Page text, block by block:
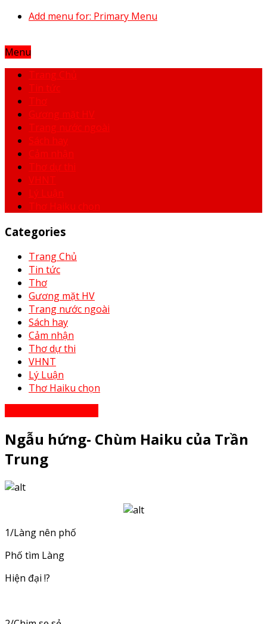
Add menu for: Primary Menu
Menu
Trang Chủ
Tin tức
Thơ
Gương mặt HV
Trang nước ngoài
Sách hay
Cảm nhận
Thơ dự thi
VHNT
Lý Luận
Thơ Haiku chọn
Categories
Trang Chủ
Tin tức
Thơ
Gương mặt HV
Trang nước ngoài
Sách hay
Cảm nhận
Thơ dự thi
VHNT
Lý Luận
Thơ Haiku chọn
Ngẫu hứng- Chùm Haiku của Trần
Trung
1/Làng nên phố
Phố tìm Làng
Hiện đại !?